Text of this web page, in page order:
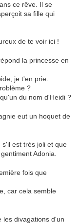
ce rêve. Il se
sa fille qui
de te voir ici !
la princesse en
je t'en prie.
?
du nom d'Heidi ?
eut un hoquet de
est très joli et que
Adonia.
fois que
car cela semble
les divagations d'un